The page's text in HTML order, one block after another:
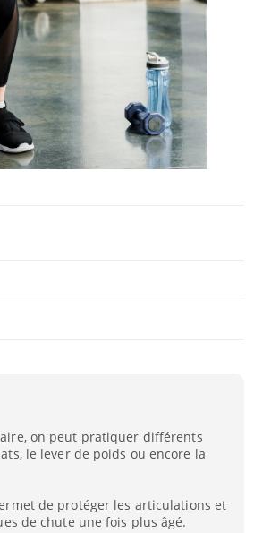
on peut pratiquer différents
le lever de poids ou encore la
de protéger les articulations et
de chute une fois plus âgé.
Insuffisance cardiaque :
comment mieux la
Le décalage des horaires